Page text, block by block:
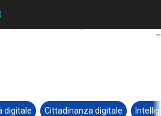
digitale Cittadinanza digitale